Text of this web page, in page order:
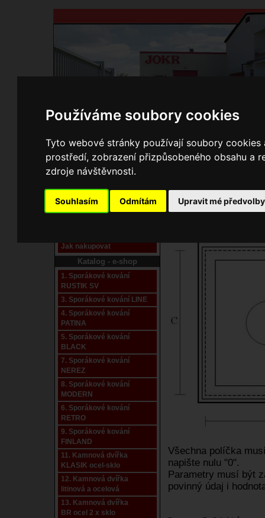
Používáme soubory cookies
Tyto webové stránky používají soubory
prostředí, zobrazení přizpůsobeného obsahu a
zdroje návštěvnosti.
Souhlasím Odmítám Upravit mé předvolby
Domů Kontakty Přihlášení Ke
Pracoviště laser
Nové pracoviště firmy
Jak nakupovat
Katalog - e-shop
1. Sporákové kování
RUSTIK SV
3. Sporákové kování LINE
4. Sporákové kování
PATINA
5. Sporákové kování
BLACK
7. Sporákové kování
NEREZ
8. Sporákové kování
MODERN
6. Sporákové kování
RETRO
9. Sporákové kování
FINLAND
11. Kamnová dvířka
KLASIK ocel-sklo
12. Kamnová dvířka
litinová a ocelová
13. Kamnová dvířka
BR ocel 2 x sklo
E-shop JOKR
02150386
Všechna políčka
napište nulu "0".
Parametry musí být
povinný údaj i